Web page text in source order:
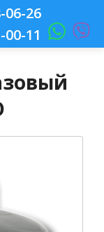
06-26
00-11